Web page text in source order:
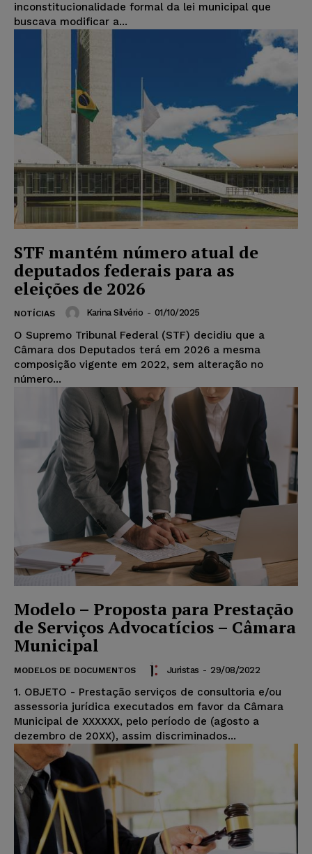
inconstitucionalidade formal da lei municipal que
buscava modificar a...
STF mantém número atual de
deputados federais para as
eleições de 2026
NOTÍCIAS Karina Silvério - 01/10/2025
O Supremo Tribunal Federal (STF) decidiu que a
Câmara dos Deputados terá em 2026 a mesma
composição vigente em 2022, sem alteração no
número...
Modelo – Proposta para Prestação
de Serviços Advocatícios – Câmara
Municipal
MODELOS DE DOCUMENTOS Juristas - 29/08/2022
1. OBJETO - Prestação serviços de consultoria e/ou
assessoria jurídica executados em favor da Câmara
Municipal de XXXXXX, pelo período de (agosto a
dezembro de 20XX), assim discriminados...